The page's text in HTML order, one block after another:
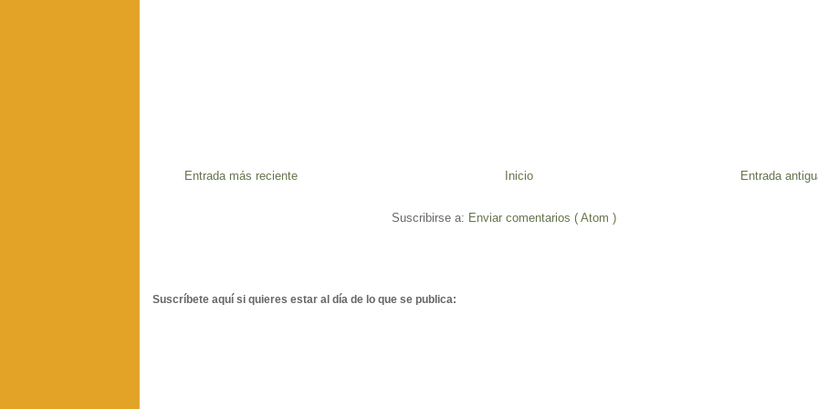
Entrada más reciente Entrada
Inicio
Suscribirse a: Enviar comentarios ( Atom )
Suscríbete aquí si quieres estar al día de lo que se publica: